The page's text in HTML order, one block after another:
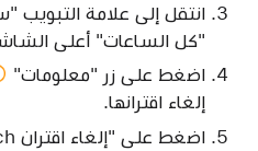
انتقل إلى علامة
"كل الساعات" أعلى
اضغط على زر "معلومات"
إلغاء اقترانها.
اضغط على "إلغاء اقتران Apple Watch".